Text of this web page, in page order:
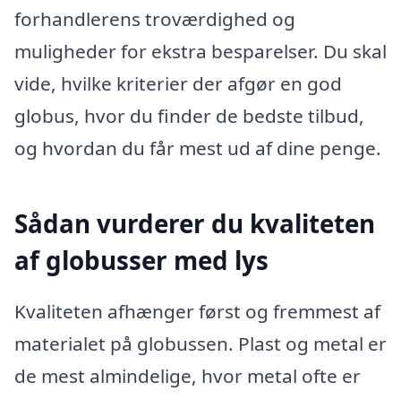
forhandlerens troværdighed og
muligheder for ekstra besparelser. Du skal
vide, hvilke kriterier der afgør en god
globus, hvor du finder de bedste tilbud,
og hvordan du får mest ud af dine penge.
Sådan vurderer du kvaliteten
af globusser med lys
Kvaliteten afhænger først og fremmest af
materialet på globussen. Plast og metal er
de mest almindelige, hvor metal ofte er